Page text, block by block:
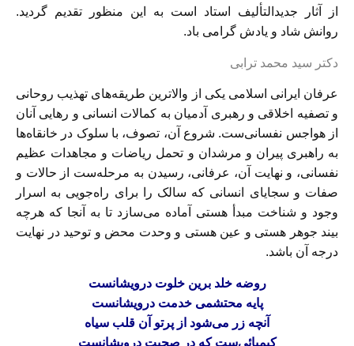
از آثار جدیدالتألیف استاد است به این منظور تقدیم گردید.
روانش شاد و یادش گرامی باد.
دکتر سید محمد ترابی‌
عرفان‌ ایرانی‌ اسلامی یکی از والا‌ترین طریقه‌های‌ تهذیب‌ روحانی‌
و تصفیه اخلاقی و رهبری آدمیان به کمالات انسانی و رهایی آنان
از هواجس نفسانی‌ست. شروع آن، تصوف، با سلوک در خانقاه‌ها
به راهبری‌ پیران‌ و مرشدان‌ و تحمل ریاضات و مجاهدات عظیم
نفسانی، و نهایت آن، عرفانی‌، رسیدن‌ به مرحله‌ست از حالات و
صفات و سجایای انسانی که سالک را برای راه‌جویی به اسرار
وجود و شناخت مبدأ هستی آماده‌ می‌سازد‌ تا‌ به آنجا که هرچه
بیند جوهر هستی و عین هستی و وحدت‌ محض و توحید در ‌‌نهایت
درجه آن باشد.
روضه خلد برین خلوت درویشانست
پایه محتشمی خدمت درویشانست‌
آنچه زر‌ می‌شود‌ از‌ پرتو آن قلب سیاه‌
کیمیائی‌ست که در صحبت درویشانست‌